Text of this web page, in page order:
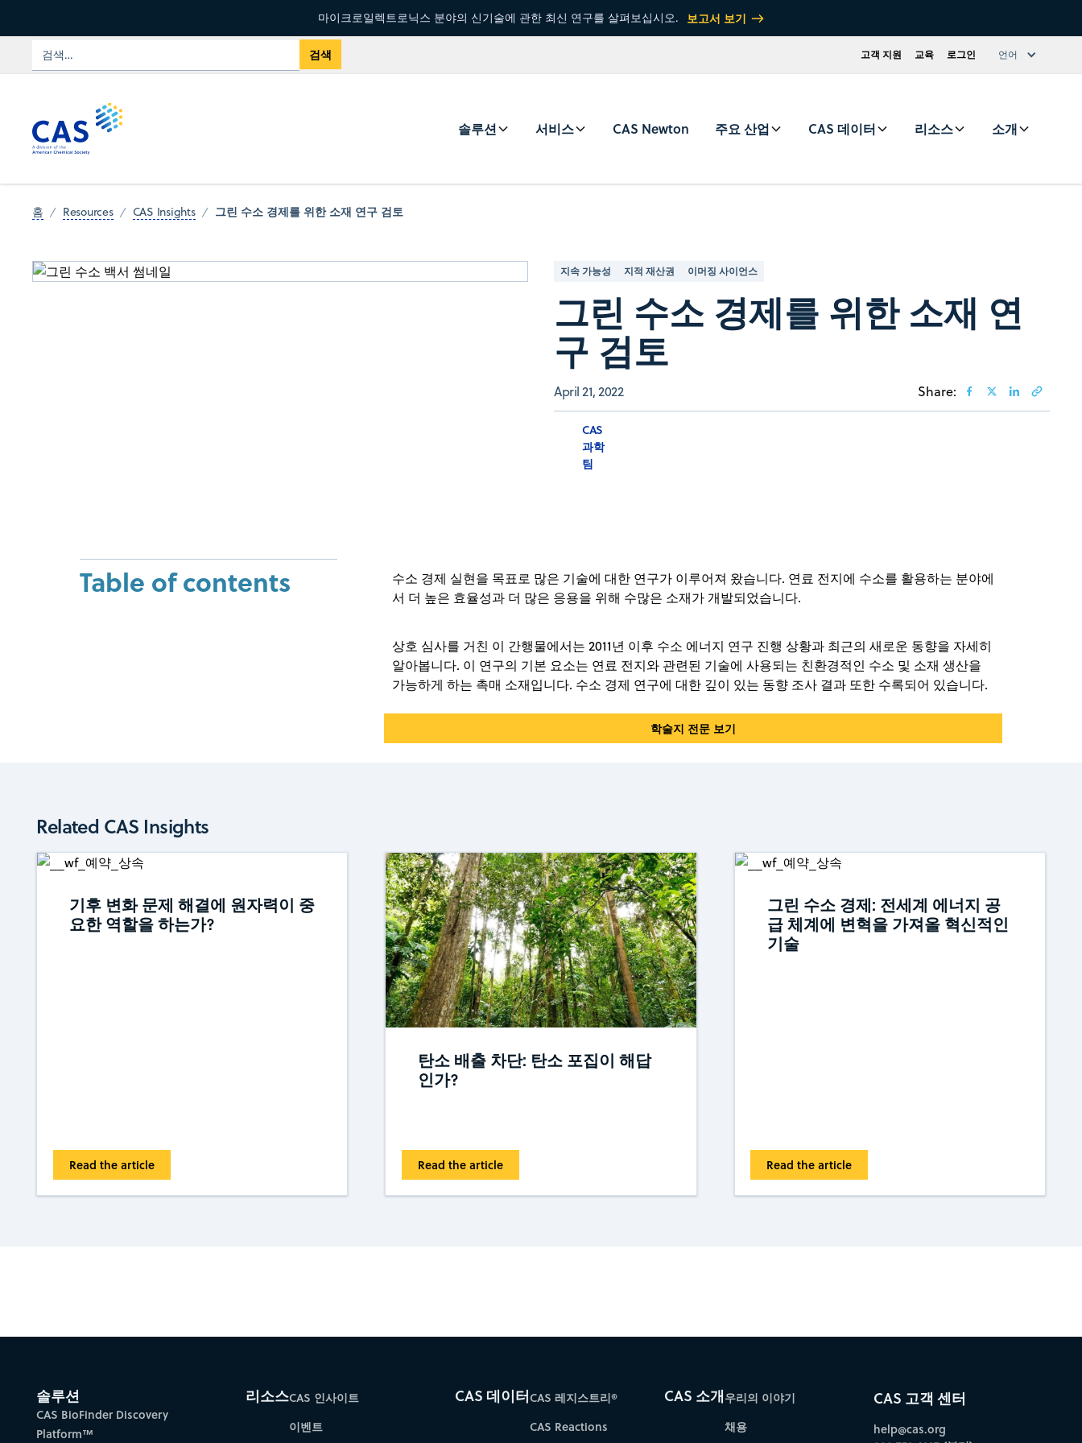
마이크로일렉트로닉스 분야의 신기술에 관한 최신 연구를 살펴보십시오. 보고서 보기
고객 지원 교육 로그인 언어
솔루션 서비스 CAS Newton 주요 산업 CAS 데이터 리소스 소개
홈 Resources CAS Insights 그린 수소 경제를 위한 소재 연구 검토
지속 가능성 지적 재산권 이머징 사이언스
그린 수소 경제를 위한 소재 연
구 검토
April 21, 2022 Share:
CAS
과학
팀
Table of contents
수소 경제 실현을 목표로 많은 기술에 대한 연구가 이루어져 왔습니다. 연료 전지에 수소를 활용하는 분야에
서 더 높은 효율성과 더 많은 응용을 위해 수많은 소재가 개발되었습니다.
상호 심사를 거친 이 간행물에서는 2011년 이후 수소 에너지 연구 진행 상황과 최근의 새로운 동향을 자세히
알아봅니다. 이 연구의 기본 요소는 연료 전지와 관련된 기술에 사용되는 친환경적인 수소 및 소재 생산을
가능하게 하는 촉매 소재입니다. 수소 경제 연구에 대한 깊이 있는 동향 조사 결과 또한 수록되어 있습니다.
학술지 전문 보기
Related CAS Insights
기후 변화 문제 해결에 원자력이 중
요한 역할을 하는가?
Read the article
탄소 배출 차단: 탄소 포집이 해답
인가?
Read the article
그린 수소 경제: 전세계 에너지 공
급 체계에 변혁을 가져올 혁신적인
기술
Read the article
솔루션
CAS BioFinder Discovery
Platform™
리소스CAS 인사이트
이벤트
CAS 데이터CAS 레지스트리®
CAS Reactions
CAS 소개우리의 이야기
채용
CAS 고객 센터
help@cas.org